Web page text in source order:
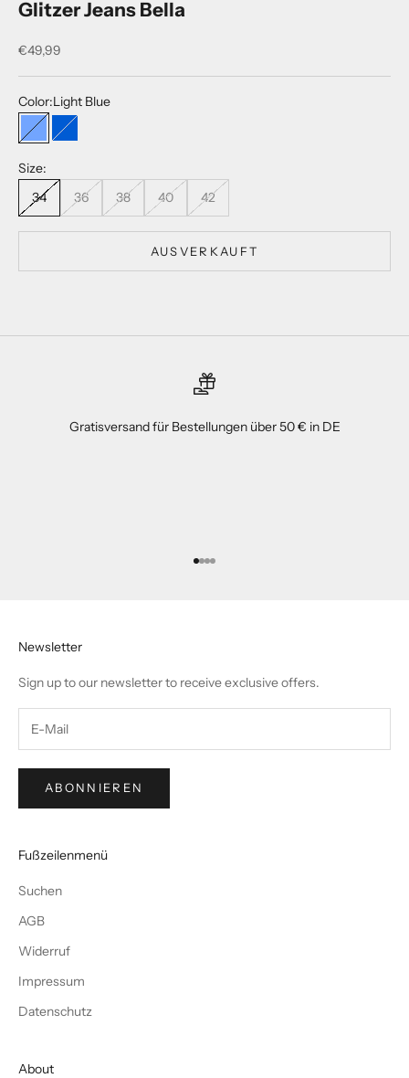
Glitzer Jeans Bella
Angebot
€49,99
Color:Light Blue
Light Blue
Blue
Size:
34
36 38 40 42
AUSVERKAUFT
Gratisversand für Bestellungen über 50 € in DE
Gehe zu Element 1
Gehe zu Element 2
Gehe zu Element 3
Gehe zu Element 4
Newsletter
Sign up to our newsletter to receive exclusive offers.
ABONNIEREN
Fußzeilenmenü
Suchen
AGB
Widerruf
Impressum
Datenschutz
About